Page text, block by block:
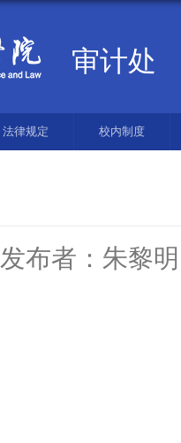
审计处
法律规定 校内制度
发布者：朱黎明